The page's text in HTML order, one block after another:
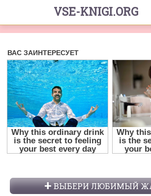
VSE-KNIGI.ORG
ВЫБЕРИ ЛЮБИМЫЙ